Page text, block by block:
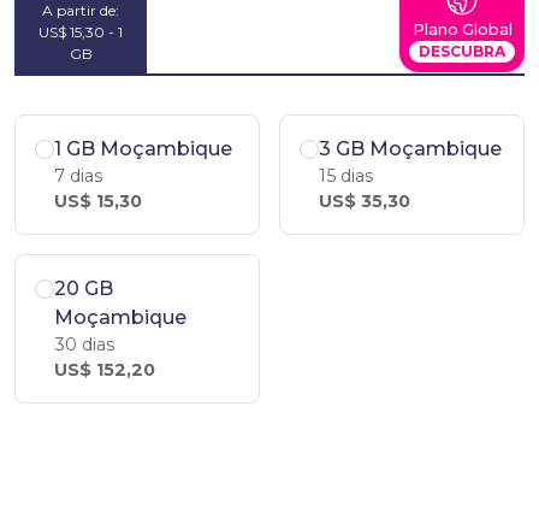
A partir de:
US$ 15,30 - 1
GB
Plano Global
DESCUBRA
1 GB Moçambique
7 dias
US$ 15,30
3 GB Moçambique
15 dias
US$ 35,30
20 GB
Moçambique
30 dias
US$ 152,20